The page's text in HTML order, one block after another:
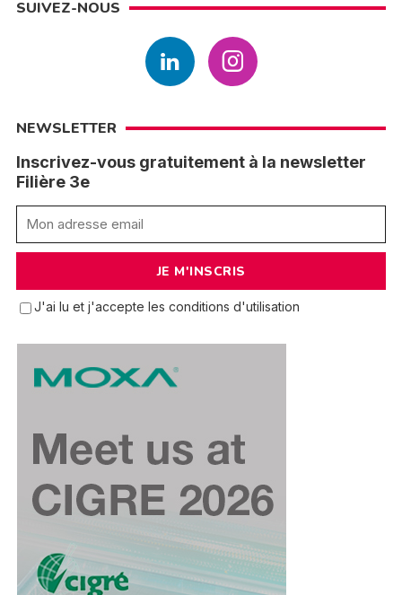
SUIVEZ-NOUS
NEWSLETTER
Inscrivez-vous gratuitement à la newsletter
Filière 3e
J'ai lu et j'accepte les conditions d'utilisation